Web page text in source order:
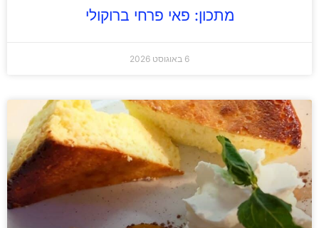
מתכון: פאי פרחי ברוקולי
6 באוגוסט 2026